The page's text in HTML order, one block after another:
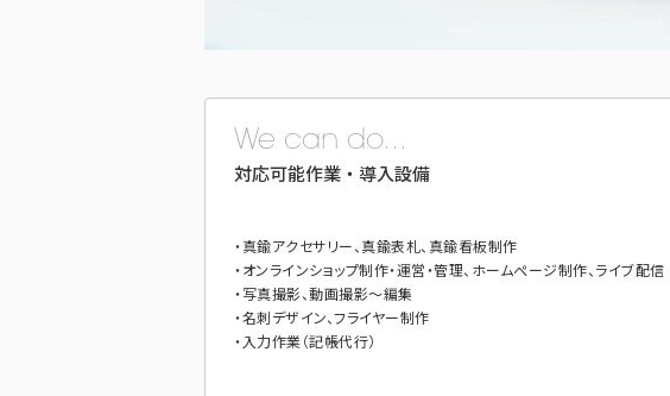
We can do...
対応可能作業・導入設備
・真鍮アクセサリー、真鍮表札、真鍮看板制作
・オンラインショップ制作・運営・管理、ホームぺージ制作、ライブ配信
・写真撮影、動画撮影～編集
・名刺デザイン、フライヤー制作
・入力作業（記帳代行）